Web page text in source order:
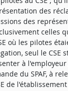
des
des
celles
où les pilotes
seul le CSE
à
du SPAF, à
de